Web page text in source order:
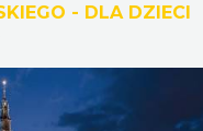
- DLA DZIECI